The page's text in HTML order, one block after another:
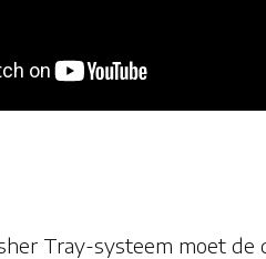
Tray-systeem moet de